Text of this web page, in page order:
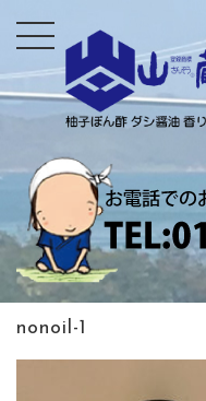
nonoil-1